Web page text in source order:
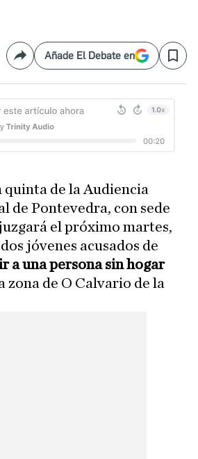
CompartirAñade El Debate en Save
quinta de la Audiencia
de Pontevedra, con sede
el próximo martes,
jóvenes acusados de
a una persona sin hogar
zona de O Calvario de la